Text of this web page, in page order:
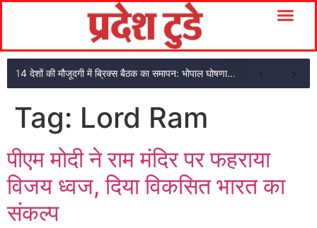
14 देशों की मौजूदगी में ब्रिक्स बैठक का समापन: भोपाल घोषणा पत्र अपनाया
Tag: Lord Ram
पीएम मोदी ने राम मंदिर पर फहराया
विजय ध्वज, दिया विकसित भारत का
संकल्प